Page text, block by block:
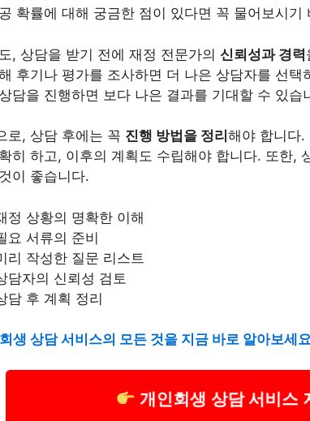
확률에 대해 궁금한 점이 있다면 꼭 물어보시기
, 상담을 받기 전에 재정 전문가의 신뢰성과 경력
후기나 평가를 조사하면 더 나은 상담자를 선
담을 진행하면 보다 나은 결과를 기대할 수 있습
로, 상담 후에는 꼭 진행 방법을 정리 해야 합니다.
히 하고, 이후의 계획도 수립해야 합니다. 또한,
이 좋습니다.
정 상황의 명확한 이해
요 서류의 준비
리 작성한 질문 리스트
담자의 신뢰성 검토
담 후 계획 정리
생 상담 서비스의 모든 것을 지금 바로 알아보세
개인회생 상담 서비스